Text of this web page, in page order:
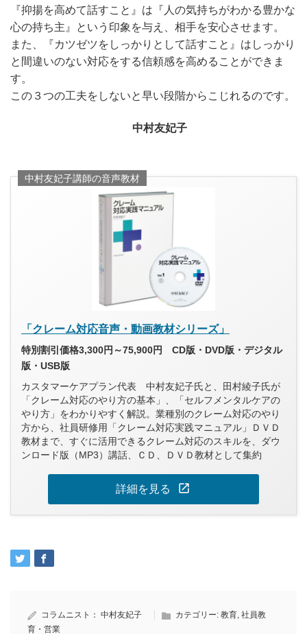
『抑揚を高めて話すこと』は『人の気持ちがわかる豊かな
心の持ち主』という印象を与え、相手を安心させます。
また、『カツゼツをしっかりとして話すこと』はしっかり
と間違いのない対応をする信頼感を高めることができま
す。
この３つの工夫をしないと早い段階からこじれるのです。
中村友妃子
中村友妃子講師の音声教材
「クレーム対応音声・動画教材シリーズ」
特別割引価格3,300円～75,900円 CD版・DVD版・デジタル
版・USB版
カスタマーケアプラン代表 中村友妃子氏と、田村綾子氏が
「クレーム対応のやり方の基本」、「セルフメンタルケアの
やり方」をわかりやすく解説。業種別のクレーム対応のやり
方から、社員研修用「クレーム対応実践マニュアル」ＤＶＤ
教材まで、すぐに活用できるクレーム対応のスキルを、ダウ
ンロード版（MP3）講話、ＣＤ、ＤＶＤ教材として集約
詳細を見る open_in_new
コラムニスト： 中村友妃子 カテゴリー: 教育 社員教
育・営業